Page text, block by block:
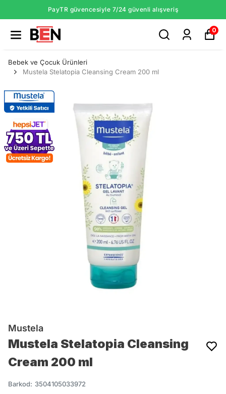
PayTR güvencesiyle 7/24 güvenli alışveriş
0
Bebek ve Çocuk Ürünleri
Mustela Stelatopia Cleansing Cream 200 ml
Mustela
Mustela Stelatopia Cleansing
Cream 200 ml
Barkod: 3504105033972